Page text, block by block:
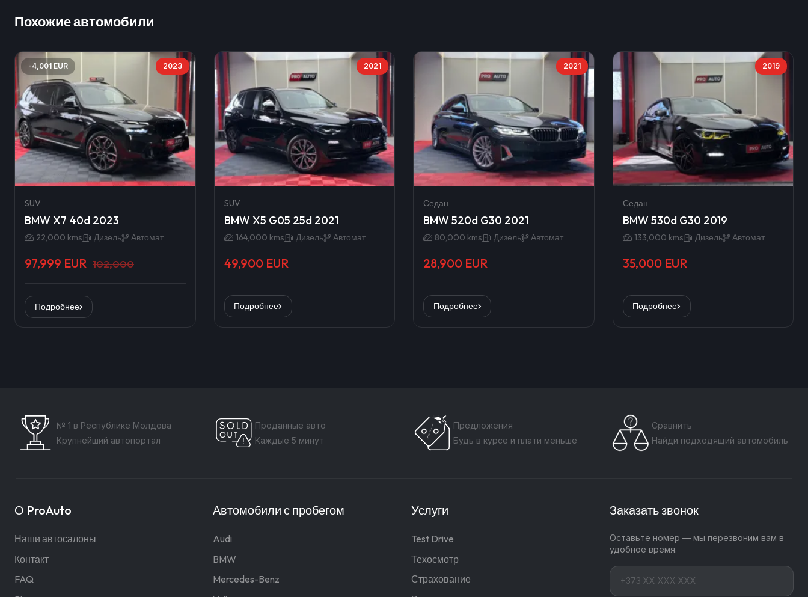
Похожие автомобили
-4,001 EUR 2023
SUV
BMW X7 40d 2023
22,000 kms Дизель Автомат
97,999 EUR 102,000
Подробнее
2021
SUV
BMW X5 G05 25d 2021
164,000 kms Дизель Автомат
49,900 EUR
Подробнее
2021
Седан
BMW 520d G30 2021
80,000 kms Дизель Автомат
28,900 EUR
Подробнее
2019
Седан
BMW 530d G30 2019
133,000 kms Дизель Автомат
35,000 EUR
Подробнее
№ 1 в Республике Молдова
Крупнейший автопортал
Проданные авто
Каждые 5 минут
Предложения
Будь в курсе и плати меньше
Сравнить
Найди подходящий автомобиль
О ProAuto
Наши автосалоны
Контакт
FAQ
Автомобили с пробегом
Audi
BMW
Mercedes-Benz
Услуги
Test Drive
Техосмотр
Страхование
Заказать звонок
Оставьте номер — мы перезвоним вам в
удобное время.